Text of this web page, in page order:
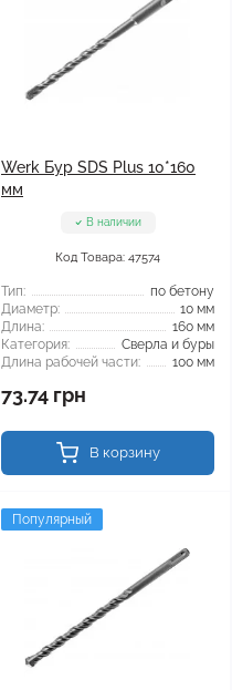
Werk Бур SDS Plus 10*160
мм
В наличии
Код Товара: 47574
Тип:
по бетону
Диаметр:
10 мм
Длина:
160 мм
Категория:
Сверла и буры
Длина рабочей части:
100 мм
73.74 грн
В корзину
Популярный